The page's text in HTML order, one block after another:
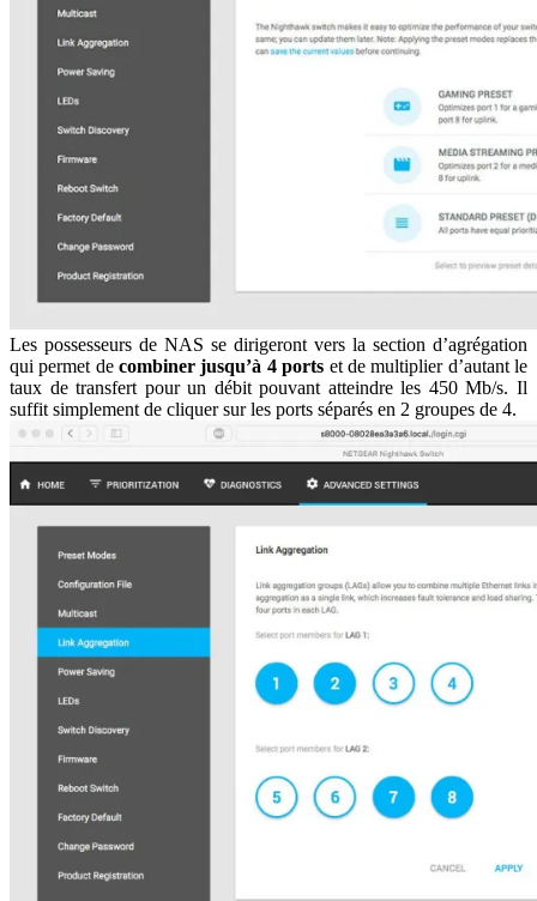
Les possesseurs de NAS se dirigeront vers la section d’agrégation
qui permet decombiner jusqu’à 4 ports et de multiplier d’autant le
taux de transfert pour un débit pouvant atteindre les 450 Mb/s. Il
suffit simplement de cliquer sur les ports séparés en 2 groupes de 4.